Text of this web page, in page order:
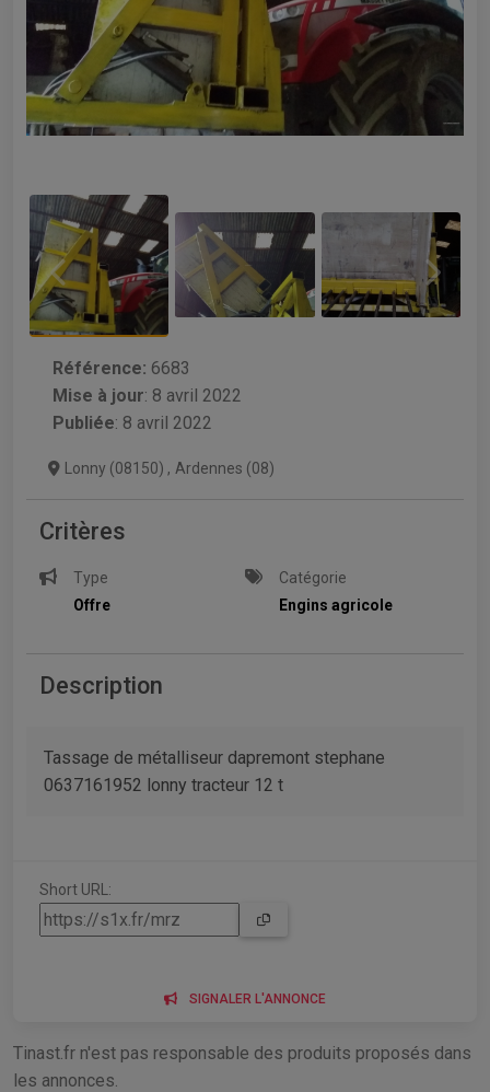
Référence: 6683
Mise à jour: 8 avril 2022
Publiée: 8 avril 2022
Lonny (08150) , Ardennes (08)
Critères
Type
Offre
Catégorie
Engins agricole
Description
Tassage de métalliseur dapremont stephane
0637161952 lonny tracteur 12 t
Short URL:
SIGNALER L'ANNONCE
Tinast.fr n'est pas responsable des produits proposés dans
les annonces.